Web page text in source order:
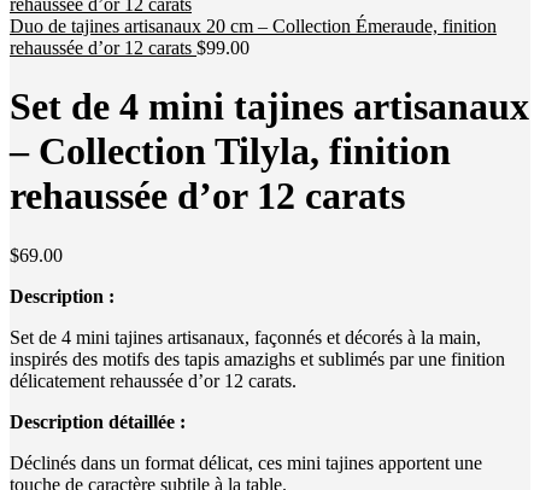
Duo de tajines artisanaux 20 cm – Collection Émeraude, finition
rehaussée d’or 12 carats $99.00
Set de 4 mini tajines artisanaux
– Collection Tilyla, finition
rehaussée d’or 12 carats
$69.00
Description :
Set de 4 mini tajines artisanaux, façonnés et décorés à la main,
inspirés des motifs des tapis amazighs et sublimés par une finition
délicatement rehaussée d’or 12 carats.
Description détaillée :
Déclinés dans un format délicat, ces mini tajines apportent une
touche de caractère subtile à la table.